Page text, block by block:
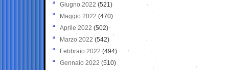
Giugno 2022 (521)
Maggio 2022 (470)
Aprile 2022 (502)
Marzo 2022 (542)
Febbraio 2022 (494)
Gennaio 2022 (510)